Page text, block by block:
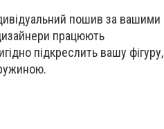
пошив за вашими
працюють
підкреслить вашу фігуру,